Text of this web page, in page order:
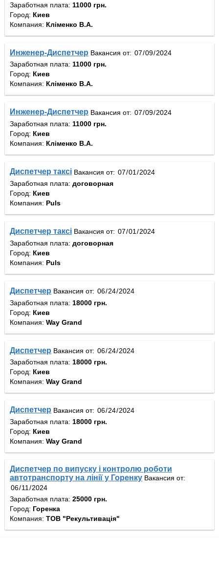
Заработная плата: 11000 грн.
Город: Киев
Компания: Кліменко В.А.
Инженер-Диспетчер Вакансия от:
Заработная плата: 11000 грн.
Город: Киев
Компания: Кліменко В.А.
Инженер-Диспетчер Вакансия от:
Заработная плата: 11000 грн.
Город: Киев
Компания: Кліменко В.А.
Диспетчер таксі Вакансия от:
Заработная плата: договорная
Город: Киев
Компания: Puls
Диспетчер таксі Вакансия от:
Заработная плата: договорная
Город: Киев
Компания: Puls
Диспетчер Вакансия от:
Заработная плата: 18000 грн.
Город: Киев
Компания: Way Grand
Диспетчер Вакансия от:
Заработная плата: 18000 грн.
Город: Киев
Компания: Way Grand
Диспетчер Вакансия от:
Заработная плата: 18000 грн.
Город: Киев
Компания: Way Grand
Диспетчер по випуску і контролю роботи
автотранспорту на лінії у Горенку Вакансия от:
Заработная плата: 25000 грн.
Город: Горенка
Компания: ТОВ "Рекультивація"